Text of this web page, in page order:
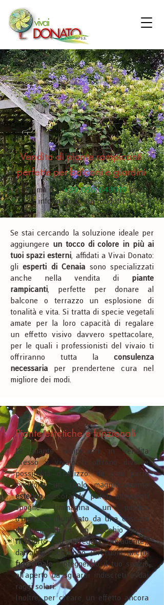
Vendita di piante rampicanti
perfette per balconi e giardini
Chiama il+39 050 643919per
informazioni sui prodotti
Se stai cercando la soluzione ideale per
aggiungere un tocco di colore in più ai
tuoi spazi esterni, affidati a Vivai Donato:
gliesperti di Cenaia sono specializzati
anche nella vendita di piante
rampicanti, perfette per donare al
balcone o terrazzo un esplosione di
tonalità e vita. Si tratta di specie vegetali
amate per la loro capacità di regalare
un effetto visivo davvero spettacolare,
per le quali i professionisti del vivaio ti
offriranno tutta la consulenza
necessaria per prendertene cura nel
migliore dei modi.
Piante estetiche e funzionali
Le piante rampicanti in vendita
presso il vivaio ti offrono diverse
possibilità d’utilizzo: da una parte
svolgono un ruolo magnificamente
estetico, decorando pareti altrimenti
spoglie (immagina un portico
d’ingresso illuminato da una cascata
di clematidi o un vecchio muro
ricoperto da un’edera invadente);
dall’altra, ricoprono un ruolo anche
funzionaleproteggendo il tuo spazio
all’aperto da sguardi indiscreti e dai
raggi solari.
Inoltre, per creare un effetto ancora